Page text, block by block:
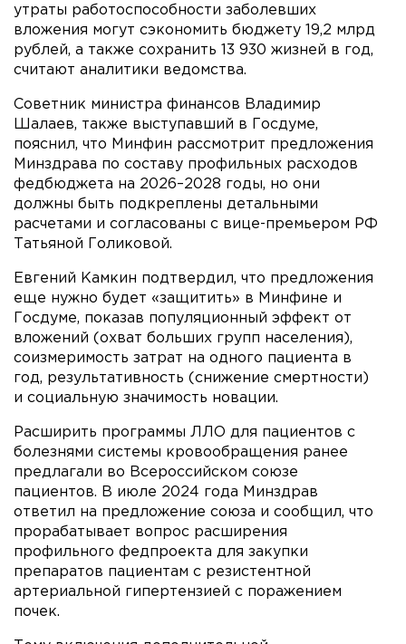
утраты работоспособности заболевших
вложения могут сэкономить бюджету 19,2 млрд
рублей, а также сохранить 13 930 жизней в год,
считают аналитики ведомства.
Советник министра финансов Владимир
Шалаев, также выступавший в Госдуме,
пояснил, что Минфин рассмотрит предложения
Минздрава по составу профильных расходов
федбюджета на 2026–2028 годы, но они
должны быть подкреплены детальными
расчетами и согласованы с вице-премьером РФ
Татьяной Голиковой.
Евгений Камкин подтвердил, что предложения
еще нужно будет «защитить» в Минфине и
Госдуме, показав популяционный эффект от
вложений (охват больших групп населения),
соизмеримость затрат на одного пациента в
год, результативность (снижение смертности)
и социальную значимость новации.
Расширить программы ЛЛО для пациентов с
болезнями системы кровообращения ранее
предлагали во Всероссийском союзе
пациентов. В июле 2024 года Минздрав
ответил на предложение союза и сообщил, что
прорабатывает вопрос расширения
профильного федпроекта для закупки
препаратов пациентам с резистентной
артериальной гипертензией с поражением
почек.